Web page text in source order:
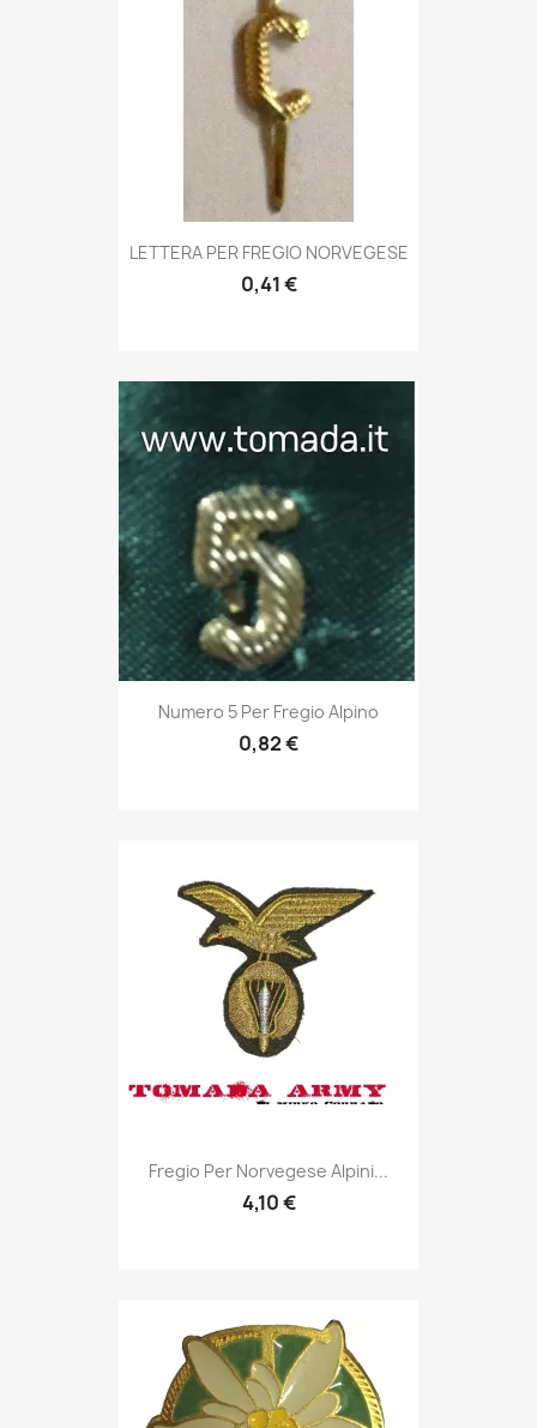
Anteprima
LETTERA PER FREGIO NORVEGESE
0,41 €
Anteprima
Numero 5 Per Fregio Alpino
0,82 €
Anteprima
Fregio Per Norvegese Alpini...
4,10 €